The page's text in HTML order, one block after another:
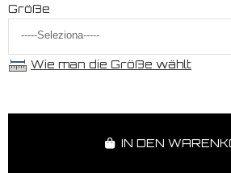
Größe
Wie man die Größe wählt
IN DEN